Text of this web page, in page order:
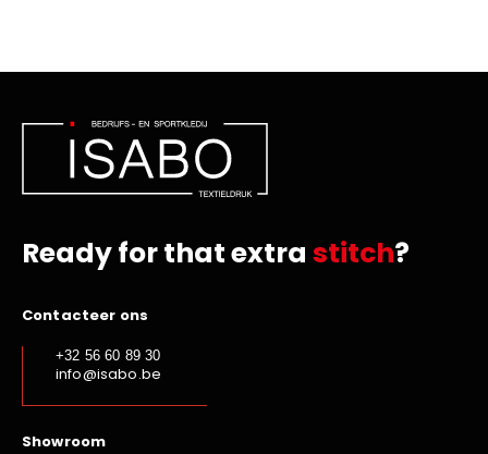
Ready for that extra stitch?
Contacteer ons
+32 56 60 89 30
info@isabo.be
Showroom